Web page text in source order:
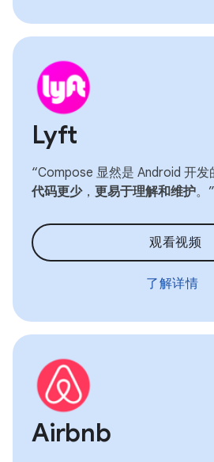
Lyft
“Compose 显然是 Android 开发
代码更少， 更易于理解和维护。”
观看视频
了解详情
Airbnb